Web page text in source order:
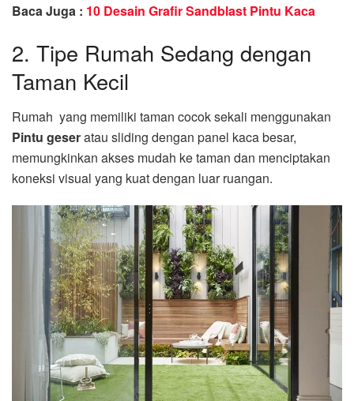
Baca Juga : 10 Desain Grafir Sandblast Pintu Kaca
2. Tipe Rumah Sedang dengan
Taman Kecil
Rumah yang memiliki taman cocok sekali menggunakan
Pintu geseratau sliding dengan panel kaca besar,
memungkinkan akses mudah ke taman dan menciptakan
koneksi visual yang kuat dengan luar ruangan.